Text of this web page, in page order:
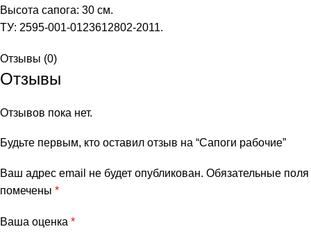
Высота сапога: 30 см.
ТУ: 2595-001-0123612802-2011.
Отзывы (0)
Отзывы
Отзывов пока нет.
Будьте первым, кто оставил отзыв на “Сапоги рабочие”
Ваш адрес email не будет опубликован. Обязательные поля
помечены *
Ваша оценка *